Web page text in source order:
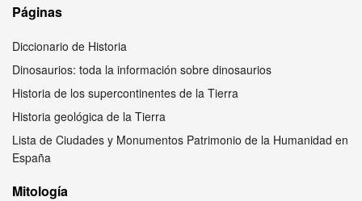
Páginas
Diccionario de Historia
Dinosaurios: toda la información sobre dinosaurios
Historia de los supercontinentes de la Tierra
Historia geológica de la Tierra
Lista de Ciudades y Monumentos Patrimonio de la Humanidad en
España
Mitología